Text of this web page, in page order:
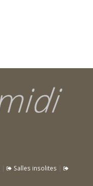
| Salles insolites |